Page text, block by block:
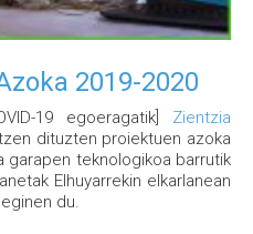
2019-2020
19 egoeragatik] Zientzia
dituzten proiektuen azoka
garapen teknologikoa barrutik
Elhuyarrekin elkarlanean
du.